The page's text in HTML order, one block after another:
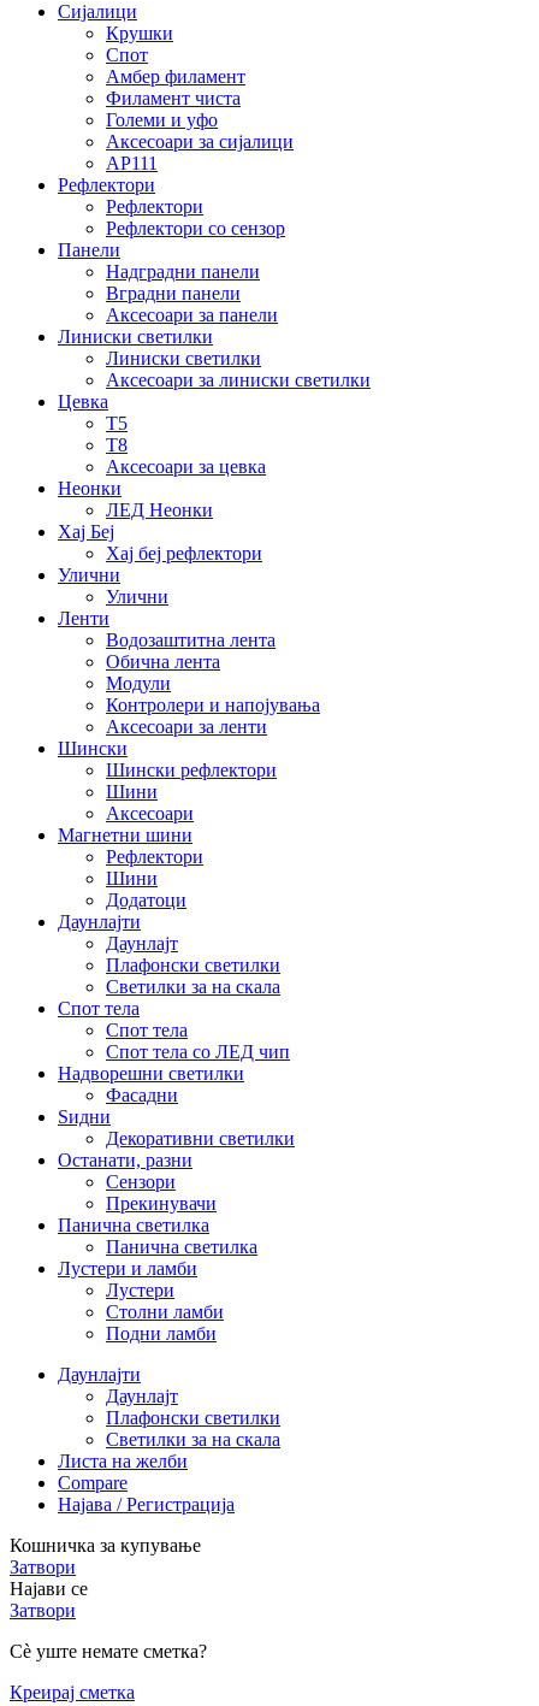
Сијалици
Крушки
Спот
Амбер филамент
Филамент чиста
Големи и уфо
Аксесоари за сијалици
АР111
Рефлектори
Рефлектори
Рефлектори со сензор
Панели
Надградни панели
Вградни панели
Аксесоари за панели
Линиски светилки
Линиски светилки
Аксесоари за линиски светилки
Цевка
Т5
Т8
Аксесоари за цевка
Неонки
ЛЕД Неонки
Хај Беј
Хај беј рефлектори
Улични
Улични
Ленти
Водозаштитна лента
Обична лента
Модули
Контролери и напојувања
Аксесоари за ленти
Шински
Шински рефлектори
Шини
Аксесоари
Магнетни шини
Рефлектори
Шини
Додатоци
Даунлајти
Даунлајт
Плафонски светилки
Светилки за на скала
Спот тела
Спот тела
Спот тела со ЛЕД чип
Надворешни светилки
Фасадни
Ѕидни
Декоративни светилки
Останати, разни
Сензори
Прекинувачи
Панична светилка
Панична светилка
Лустери и ламби
Лустери
Столни ламби
Подни ламби
Даунлајти
Даунлајт
Плафонски светилки
Светилки за на скала
Листа на желби
Compare
Најава / Регистрација
Кошничка за купување
Затвори
Најави се
Затвори
Сè уште немате сметка?
Креирај сметка